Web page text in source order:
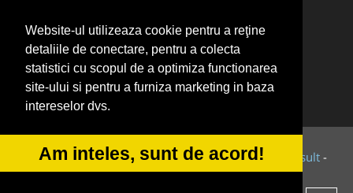
Website-ul utilizeaza cookie pentru a reţine
detaliile de conectare, pentru a colecta
statistici cu scopul de a optimiza functionarea
site-ului si pentru a furniza marketing in baza
intereselor dvs.
Am inteles, sunt de acord!
Cabinet-Individual.ro
CentruInchirieri.ro
Echipamente Romania
MedicAcupunctura.ro
© 2014-2026 Powered byVilonMedia&Tokaido Consult -
ANPC SOL